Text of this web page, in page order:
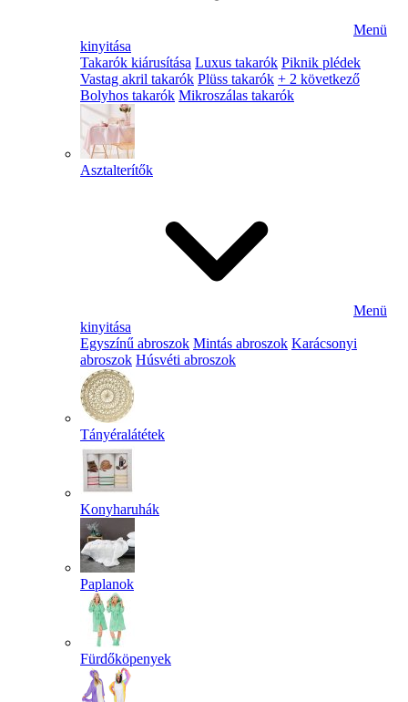
Menü
kinyitása
Takarók kiárusítása Luxus takarók Piknik plédek
Vastag akril takarók Plüss takarók + 2 következő
Bolyhos takarók Mikroszálas takarók
Asztalterítők
Menü
kinyitása
Egyszínű abroszok Mintás abroszok Karácsonyi
abroszok Húsvéti abroszok
Tányéralátétek
Konyharuhák
Paplanok
Fürdőköpenyek